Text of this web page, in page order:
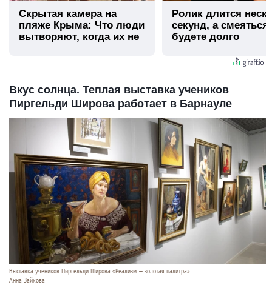
Скрытая камера на
пляже Крыма: Что люди
вытворяют, когда их не
Ролик длится
секунд, а
будете долго
Вкус солнца. Теплая выставка учеников
Пиргельди Широва работает в Барнауле
Выставка учеников Пиргельди Широва «Реализм — золотая палитра».
Анна Зайкова